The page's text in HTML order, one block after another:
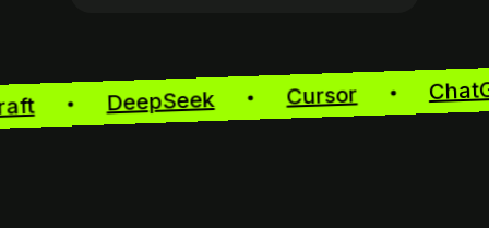
DeepSeek Cursor